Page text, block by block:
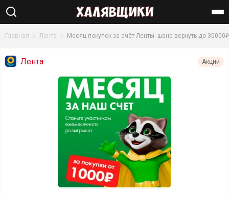
Найти
Главная Лента Месяц покупок за счёт Ленты: шанс вернуть до
Лента Акции